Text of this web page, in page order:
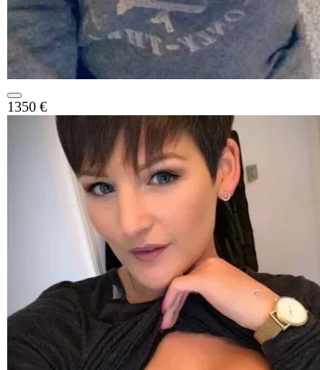
1350 €